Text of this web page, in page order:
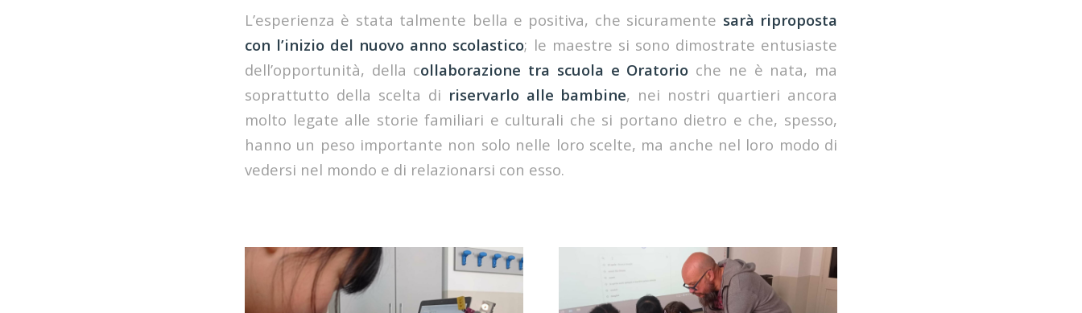
L’esperienza è stata talmente bella e positiva, che sicuramente sarà riproposta
con l’inizio del nuovo anno scolastico; le maestre si sono dimostrate entusiaste
dell’opportunità, della collaborazione tra scuola e Oratorio che ne è nata, ma
soprattutto della scelta di riservarlo alle bambine, nei nostri quartieri ancora
molto legate alle storie familiari e culturali che si portano dietro e che, spesso,
hanno un peso importante non solo nelle loro scelte, ma anche nel loro modo di
vedersi nel mondo e di relazionarsi con esso.